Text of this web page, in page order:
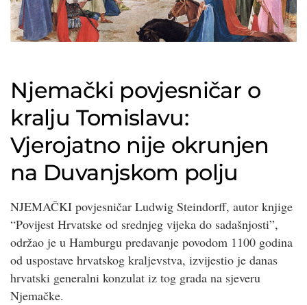
Njemački povjesničar o
kralju Tomislavu:
Vjerojatno nije okrunjen
na Duvanjskom polju
NJEMAČKI povjesničar Ludwig Steindorff, autor knjige
“Povijest Hrvatske od srednjeg vijeka do sadašnjosti”,
održao je u Hamburgu predavanje povodom 1100 godina
od uspostave hrvatskog kraljevstva, izvijestio je danas
hrvatski generalni konzulat iz tog grada na sjeveru
Njemačke.